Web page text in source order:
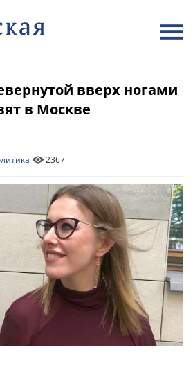
вверх ногами
в Москве
2367